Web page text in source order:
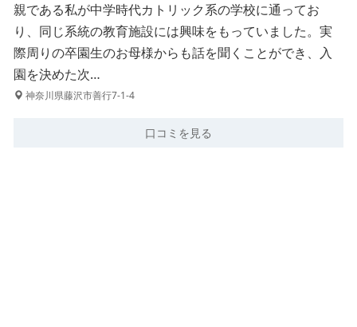
親である私が中学時代カトリック系の学校に通ってお
り、同じ系統の教育施設には興味をもっていました。実
際周りの卒園生のお母様からも話を聞くことができ、入
園を決めた次…
神奈川県藤沢市善行7-1-4
口コミを見る